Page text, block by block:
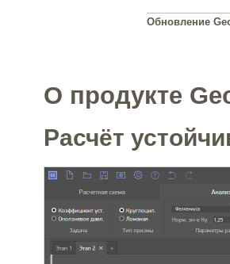
Обновление
О продукте
Расчёт